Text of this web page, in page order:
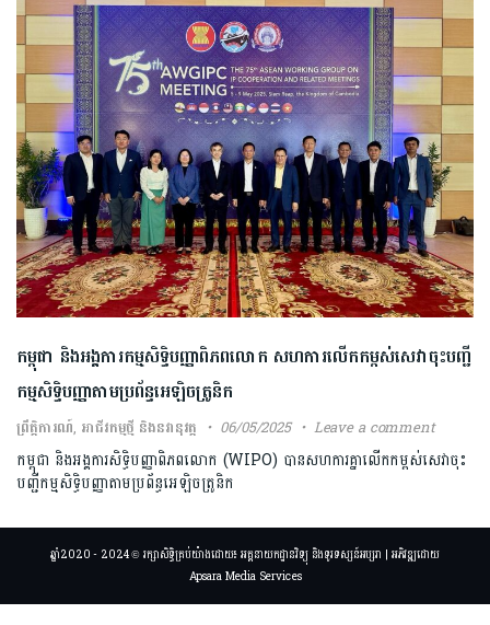
កម្ពុជា និងអង្គការកម្មសិទ្ធិបញ្ញាពិភពលោក សហការលើកកម្ពស់សេវាចុះបញ្ជី
កម្មសិទ្ធិបញ្ញាតាមប្រព័ន្ធអេឡិចត្រូនិក
ព្រឹត្តិការណ៍, អាជីវកម្មថ្មី និងនវានុវត្ត 06/05/2025 Leave a comment
កម្ពុជា និងអង្គការសិទ្ធិបញ្ញាពិភពលោក (WIPO) បានសហការគ្នាលើកកម្ពស់សេវាចុះ
បញ្ជីកម្មសិទ្ធិបញ្ញាតាមប្រព័ន្ធអេឡិចត្រូនិក
ឆ្នាំ2020 - 2024 © រក្សាសិទ្ធិគ្រប់យ៉ាងដោយ៖ អគ្គនាយកដ្ឋានវិទ្យុ និងទូរទស្សន៍អប្សរា | អភិវឌ្ឍដោយ
Apsara Media Services